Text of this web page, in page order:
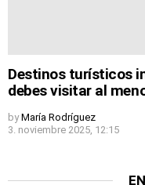
Destinos turísticos
debes visitar al
by María Rodríguez
3. noviembre 2025, 12:15